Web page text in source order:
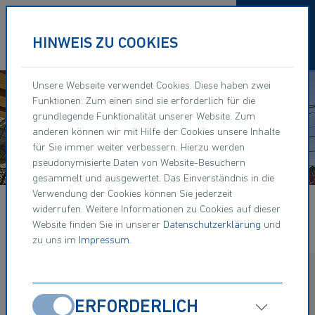
Navigation überspringen
Passerelle Zwolle
WERDE #BRUECKENBAUER
Vervollständige unser Team mit deinen Skills
HINWEIS ZU COOKIES
Unsere Webseite verwendet Cookies. Diese haben zwei
Funktionen: Zum einen sind sie erforderlich für die
grundlegende Funktionalität unserer Website. Zum
anderen können wir mit Hilfe der Cookies unsere Inhalte
für Sie immer weiter verbessern. Hierzu werden
pseudonymisierte Daten von Website-Besuchern
gesammelt und ausgewertet. Das Einverständnis in die
Verwendung der Cookies können Sie jederzeit
widerrufen. Weitere Informationen zu Cookies auf dieser
Website finden Sie in unserer Datenschutzerklärung und
zu uns im Impressum.
ZUSTIMMEN
ERFORDERLICH